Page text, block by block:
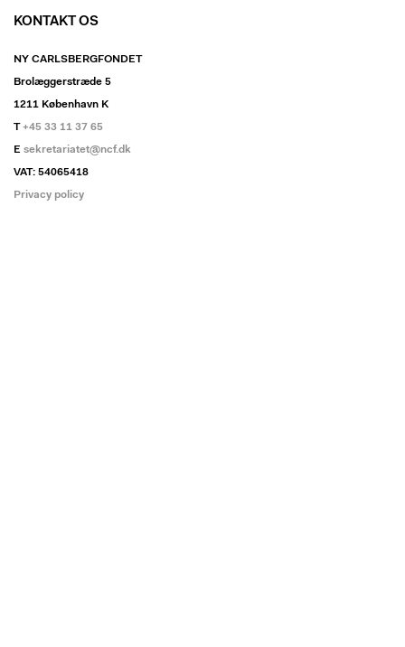
KONTAKT OS
NY CARLSBERGFONDET
Brolæggerstræde 5
1211 København K
T+45 33 11 37 65
E sekretariatet@ncf.dk
VAT: 54065418
Privacy policy